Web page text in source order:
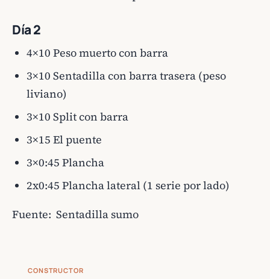
Día 2
4×10 Peso muerto con barra
3×10 Sentadilla con barra trasera (peso
liviano)
3×10 Split con barra
3×15 El puente
3×0:45 Plancha
2x0:45 Plancha lateral (1 serie por lado)
Fuente: Sentadilla sumo
CONSTRUCTOR